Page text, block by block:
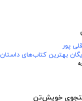
پور
بهترین کتاب‌های داستان
خویش‌تن